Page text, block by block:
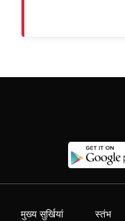
मुख्य सुर्खियां स्तंभ